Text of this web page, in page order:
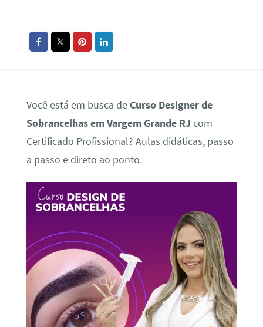
Você está em busca deCurso Designer de
Sobrancelhas em Vargem Grande RJ com
Certificado Profissional? Aulas didáticas, passo
a passo e direto ao ponto.